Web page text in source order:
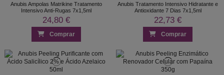
Anubis Ampolas Matrikine Tratamento
Intensivo Anti-Rugas 7x1,5ml
24,80 €
Comprar
Anubis Tratamento Intensivo Hidratante e
Antioxidante 7 Dias 7x1,5ml
22,73 €
Comprar